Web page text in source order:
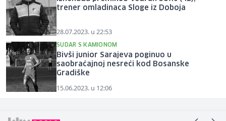
trener omladinaca Sloge iz Doboja
28.07.2023. u 22:53
SUDAR S KAMIONOM
Bivši junior Sarajeva poginuo u
saobraćajnoj nesreći kod Bosanske
Gradiške
15.06.2023. u 12:06